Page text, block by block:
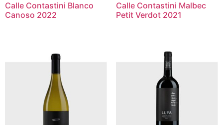
Calle Contastini Blanco
Canoso 2022
Calle Contastini Malbec
Petit Verdot 2021